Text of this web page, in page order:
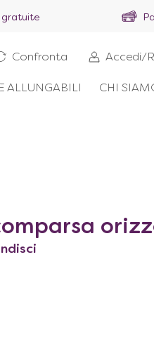
gratuite
ALLUNGABILI CHI
Confronta Accedi/